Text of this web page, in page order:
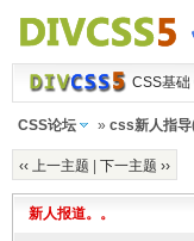
CSS基础
CSS论坛 » css新人指导
‹‹ 上一主题 下一主题 ››
新人报道。。